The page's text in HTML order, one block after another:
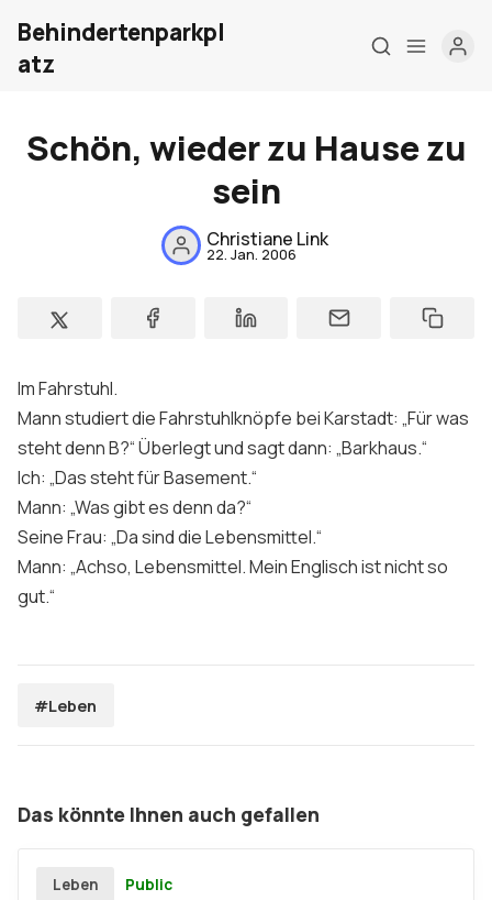
Home
Meine Firma
London Barrierefrei
Behindertenparkpl
atz
Schön, wieder zu Hause zu
sein
Christiane Link
22. Jan. 2006
Im Fahrstuhl.
Mann studiert die Fahrstuhlknöpfe bei Karstadt: „Für was
steht denn B?“ Überlegt und sagt dann: „Barkhaus.“
Ich: „Das steht fürBasement.“
Mann: „Was gibt es denn da?“
Seine Frau: „Da sind die Lebensmittel.“
Mann: „Achso, Lebensmittel. Mein Englisch ist nicht so
gut.“
#Leben
Das könnte Ihnen auch gefallen
Leben Public